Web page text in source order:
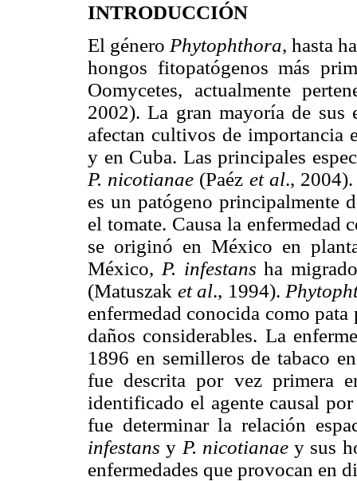
INTRODUCCIÓN
El género Phytophthora, hasta
hongos fitopatógenos más
Oomycetes, actualmente
2002). La gran mayoría de sus
afectan cultivos de importancia
y en Cuba. Las principales
P. nicotianae (Paéz et al.,
es un patógeno principalmente
el tomate. Causa la enfermedad
se originó en México en
México, P. infestans ha
(Matuszak et al., 1994).
enfermedad conocida como
daños considerables. La
1896 en semilleros de tabaco
fue descrita por vez primera
identificado el agente causal
fue determinar la relación
infestans y P. nicotianaey sus
enfermedades que provocan en